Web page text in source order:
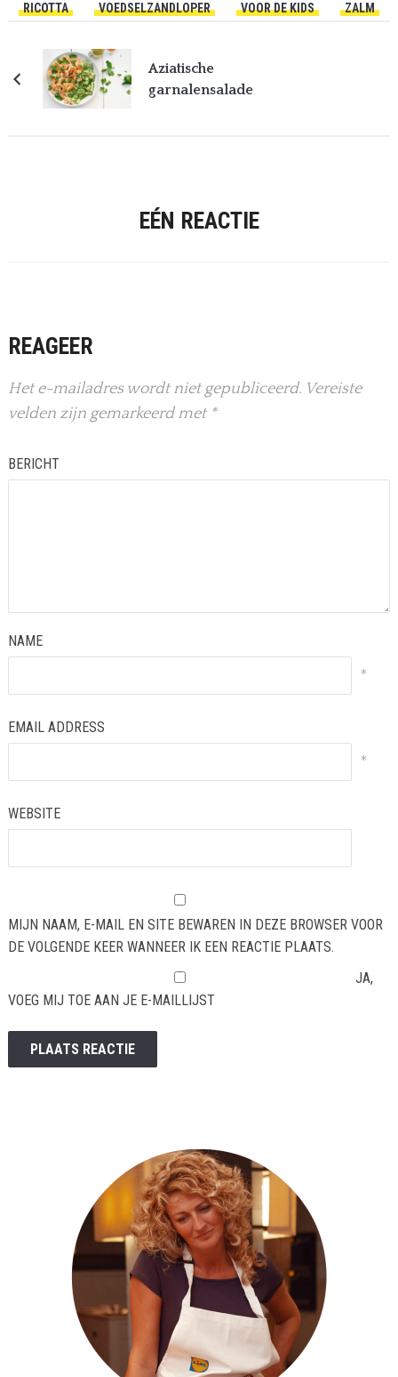
RICOTTA
VOEDSELZANDLOPER VOOR DE KIDS ZALM
Aziatische
garnalensalade
EÉN REACTIE
REAGEER
Het e-mailadres wordt niet gepubliceerd. Vereiste
velden zijn gemarkeerd met *
BERICHT
NAME
*
EMAIL ADDRESS
*
WEBSITE
MIJN NAAM, E-MAIL EN SITE BEWAREN IN DEZE BROWSER VOOR
DE VOLGENDE KEER WANNEER IK EEN REACTIE PLAATS.
JA,
VOEG MIJ TOE AAN JE E-MAILLIJST